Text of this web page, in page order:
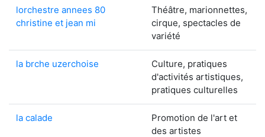
lorchestre annees 80
christine et jean mi
Théâtre, marionnettes,
cirque, spectacles de
variété
la brche uzerchoise
Culture, pratiques
d'activités artistiques,
pratiques culturelles
la calade
Promotion de l'art et
des artistes